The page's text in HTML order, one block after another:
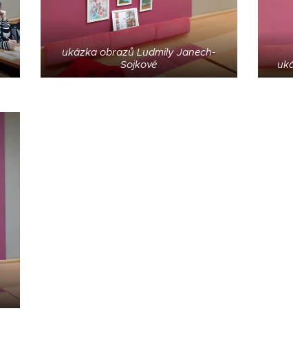
ukázka obrazů Ludmily Janech-
Sojkové